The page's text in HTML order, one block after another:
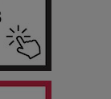
l'Artiste du